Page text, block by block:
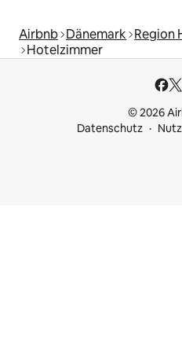
Airbnb Dänemark Region
Hotelzimmer
© 2026
Datenschutz